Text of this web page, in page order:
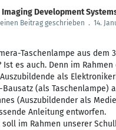
Imaging Development
Beitrag geschrieben . 14.
Taschenlampe aus dem
Ist es auch. Denn im
als
Bausatz (als Taschenlampe)
(Auszubildender als
Anleitung entworfen.
soll im Rahmen unserer